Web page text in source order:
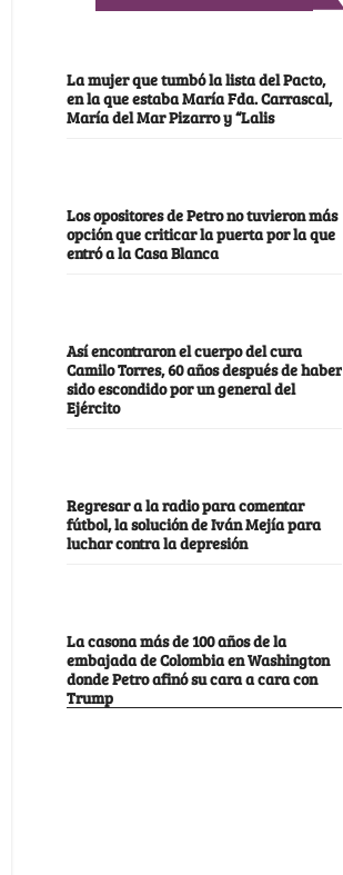
La mujer que tumbó la lista del Pacto,
en la que estaba María Fda. Carrascal,
María del Mar Pizarro y “Lalis
Los opositores de Petro no tuvieron más
opción que criticar la puerta por la que
entró a la Casa Blanca
Así encontraron el cuerpo del cura
Camilo Torres, 60 años después de haber
sido escondido por un general del
Ejército
Regresar a la radio para comentar
fútbol, la solución de Iván Mejía para
luchar contra la depresión
La casona más de 100 años de la
embajada de Colombia en Washington
donde Petro afinó su cara a cara con
Trump